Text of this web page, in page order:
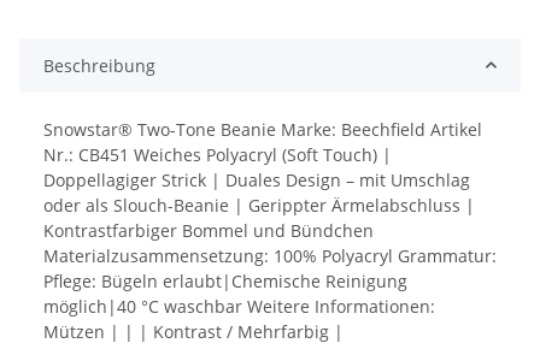
Beschreibung
Snowstar® Two-Tone Beanie Marke: Beechfield Artikel
Nr.: CB451 Weiches Polyacryl (Soft Touch) |
Doppellagiger Strick | Duales Design – mit Umschlag
oder als Slouch-Beanie | Gerippter Ärmelabschluss |
Kontrastfarbiger Bommel und Bündchen
Materialzusammensetzung: 100% Polyacryl Grammatur:
Pflege: Bügeln erlaubt|Chemische Reinigung
möglich|40 °C waschbar Weitere Informationen:
Mützen | | | Kontrast / Mehrfarbig |